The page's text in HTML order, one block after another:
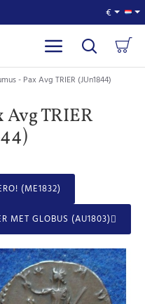
€
- Pax Avg TRIER (JUn1844)
Avg TRIER
(ME1832)
MET GLOBUS (AU1803)